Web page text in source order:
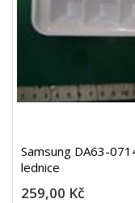
Samsung DA63-
lednice
259,00 Kč